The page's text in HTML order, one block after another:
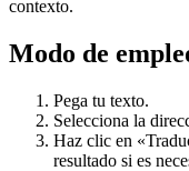
contexto.
Modo de
Pega tu texto.
Selecciona la
Haz clic en
resultado si es